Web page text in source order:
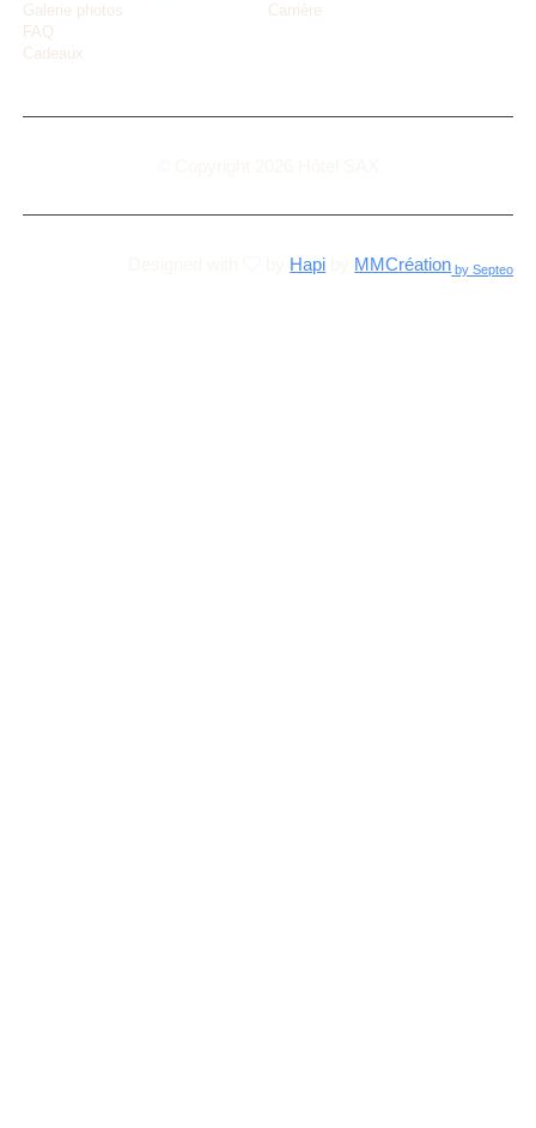
Galerie photos
FAQ
Cadeaux
Carrière
Hapi MMCréationby Septeo